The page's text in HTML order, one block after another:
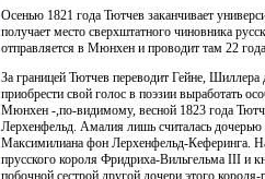
Осенью 1821 года Тютчев заканчивает
получает место сверхштатного чиновника
отправляется в Мюнхен и проводит там 22
За границей Тютчев переводит Гейне,
приобрести свой голос в поэзии выработать
Мюнхен -,по-видимому, весной 1823 года
Лерхенфельд. Амалия лишь считалась
Максимилиана фон Лерхенфельд-Кеферинга.
прусского короля Фридриха-Вильгельма III и
побочной сестрой другой дочери этого